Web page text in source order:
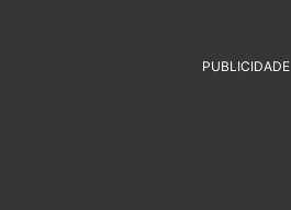
PUBLICIDADE